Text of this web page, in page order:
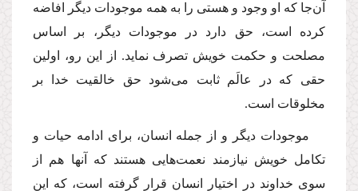
آن‌جا كه او وجود و هستى را به همه موجودات دیگر افاضه
كرده است، حق دارد در موجودات دیگر، بر اساس
مصلحت و حكمت خویش تصرف نماید. از این رو، اولین
حقى كه در عالَم ثابت مى‌شود حق خالقیت خدا بر
مخلوقات است.
موجودات دیگر و از جمله انسان، براى ادامه حیات و
تكامل خویش نیازمند نعمت‌هایى هستند كه آنها هم از
سوى خداوند در اختیار انسان قرار گرفته است، كه این